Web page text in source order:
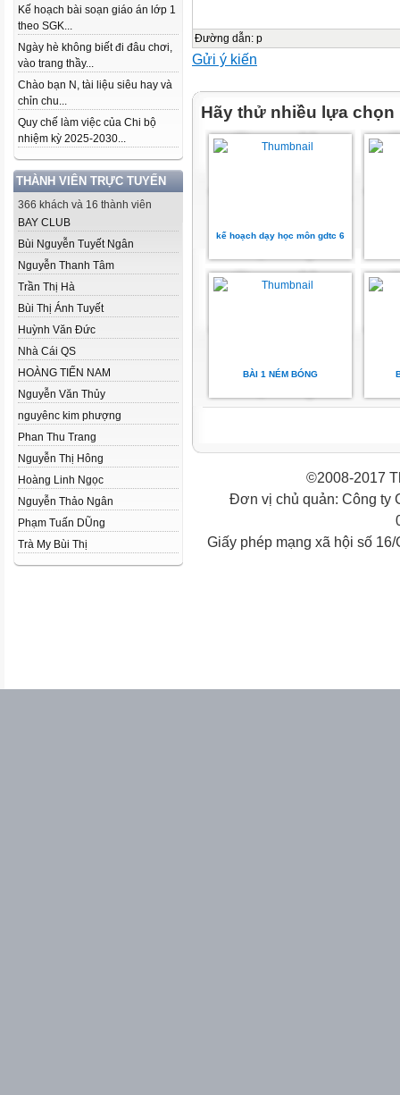
Kế hoạch bài soạn giáo án lớp 1
theo SGK...
Ngày hè không biết đi đâu chơi,
vào trang thầy...
Chào bạn N, tài liệu siêu hay và
chỉn chu...
Quy chế làm việc của Chi bộ
nhiệm kỳ 2025-2030...
THÀNH VIÊN TRỰC TUYẾN
366 khách và 16 thành viên
BAY CLUB
Bùi Nguyễn Tuyết Ngân
Nguyễn Thanh Tâm
Trần Thị Hà
Bùi Thị Ánh Tuyết
Huỳnh Văn Đức
Nhà Cái QS
HOÀNG TIẾN NAM
Nguyễn Văn Thủy
nguyênc kim phượng
Phan Thu Trang
Nguyễn Thị Hông
Hoàng Linh Ngọc
Nguyễn Thảo Ngân
Phạm Tuấn DŨng
Trà My Bùi Thị
Đường dẫn: p
Gửi ý kiến
Hãy thử nhiều lựa chọn
kế hoạch dạy học môn gdtc 6
BÀI 1 NÉM BÓNG
©2008-2017
Đơn vị chủ quản: Công ty
Giấy phép mạng xã hội số